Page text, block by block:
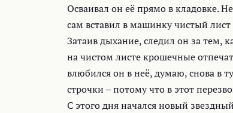
Осваивал он её прямо в кладовке.
сам вставил в машинку чистый
Затаив дыхание, следил он за тем,
на чистом листе крошечные
влюбился он в неё, думаю, снова в
строчки – потому что в этот
С этого дня начался новый